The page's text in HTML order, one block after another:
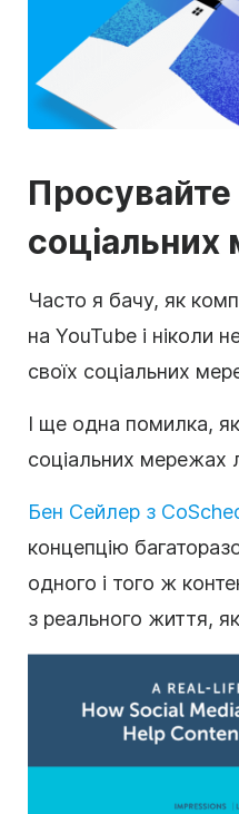
Просувайте
Часто я бачу, як
на YouTube і ніколи
своїх соціальних
І ще одна помилка,
соціальних мережах
Бен Сейлер з
концепцію
одного і того ж
з реального життя,